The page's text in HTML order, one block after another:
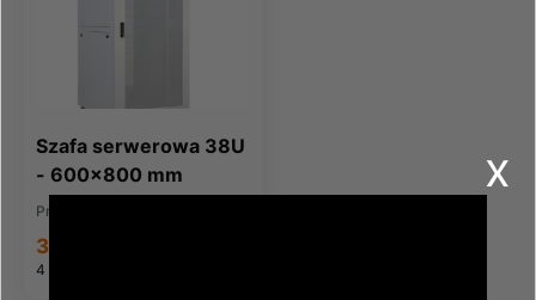
Szafa serwerowa 38U
- 600x800 mm
Producent:
4 156,66 zł
3 379,40 zł
x